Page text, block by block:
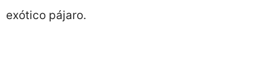
exótico pájaro.